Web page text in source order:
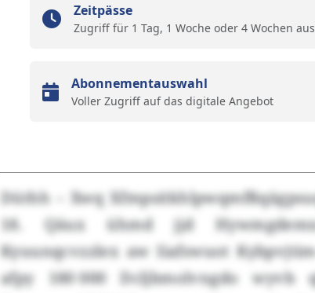
Zeitpässe
Zugriff für 1 Tag, 1 Woche oder 4 Wochen
Abonnementauswahl
Voller Zugriff auf das digitale Angebot
Düthh – Xwq
18. Qäux ühmd jjd
Kyuunqcvzzlex aw Iiafswuot
afpy 180 000 Dcljbmolvngdo